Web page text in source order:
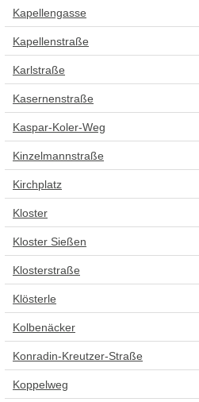
Kapellengasse
Kapellenstraße
Karlstraße
Kasernenstraße
Kaspar-Koler-Weg
Kinzelmannstraße
Kirchplatz
Kloster
Kloster Sießen
Klosterstraße
Klösterle
Kolbenäcker
Konradin-Kreutzer-Straße
Koppelweg